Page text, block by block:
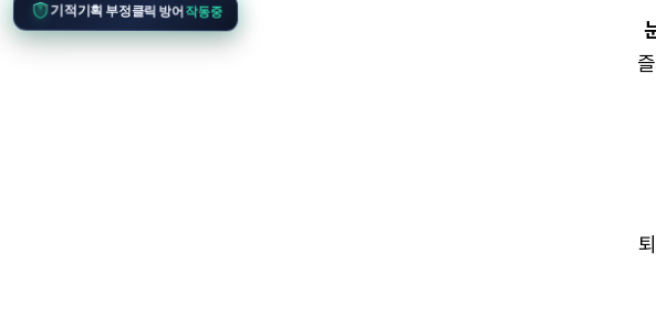
기적기획 부정클릭 방어작동중